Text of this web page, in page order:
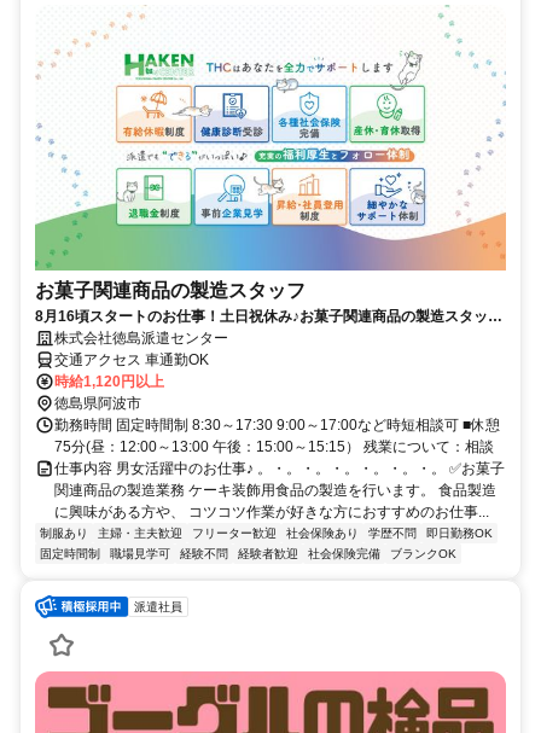
お菓子関連商品の製造スタッフ
8月16頃スタートのお仕事！土日祝休み♪お菓子関連商品の製造スタッフ
経験豊かなコーディネーターがあなたに合ったお仕事探しをサポートし
ます◎
株式会社徳島派遣センター
交通アクセス 車通勤OK
時給1,120円以上
徳島県阿波市
勤務時間 固定時間制 8:30～17:30 9:00～17:00など時短相談可 ■休憩
75分(昼：12:00～13:00 午後：15:00～15:15） 残業について：相談
仕事内容 男女活躍中のお仕事♪ 。・。・。・。・。・。・。 ✅お菓子
関連商品の製造業務 ケーキ装飾用食品の製造を行います。 食品製造
に興味がある方や、 コツコツ作業が好きな方におすすめのお仕事...
制服あり 主婦・主夫歓迎 フリーター歓迎 社会保険あり 学歴不問
即日勤務OK
固定時間制
職場見学可 経験不問 経験者歓迎 社会保険完備 ブランクOK
派遣社員